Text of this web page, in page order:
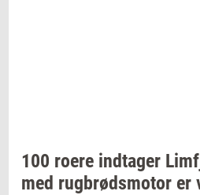
100 roere ind­ta­ger
med rug­brøds­mo­tor er